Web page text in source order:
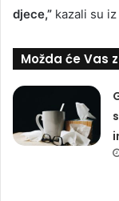
djece,” kazali su
Možda će Vas